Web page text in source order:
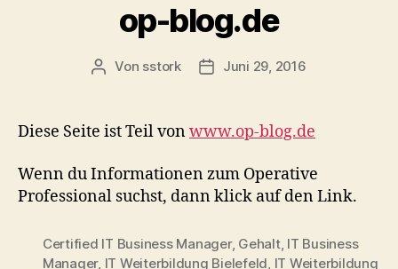
op-blog.de
Beitragsautor
Von sstork Beitragsdatum
Juni 29, 2016
Diese Seite ist Teil vonwww.op-blog.de
Wenn du Informationen zum Operative
Professional suchst, dann klick auf den Link.
Certified IT Business Manager, Gehalt, IT Business
Manager, IT Weiterbildung Bielefeld IT Weiterbildung